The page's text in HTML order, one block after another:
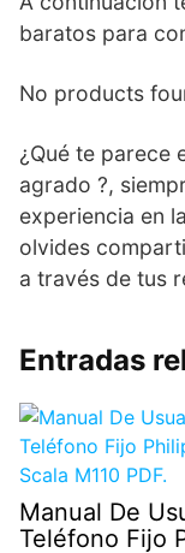
baratos para
No products
¿Qué te parece
agrado ?,
experiencia en
olvides
a través de tus
Entradas
Manual De
Teléfono Fijo